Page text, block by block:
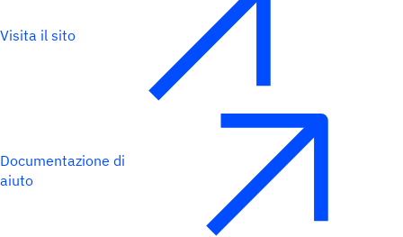
Visita il sito
Documentazione di
aiuto